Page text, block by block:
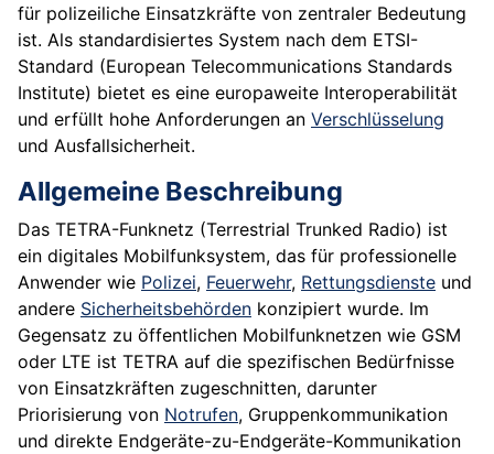
für polizeiliche Einsatzkräfte von zentraler Bedeutung
ist. Als standardisiertes System nach dem ETSI-
Standard (European Telecommunications Standards
Institute) bietet es eine europaweite Interoperabilität
und erfüllt hohe Anforderungen an Verschlüsselung
und Ausfallsicherheit.
Allgemeine Beschreibung
Das TETRA-Funknetz (Terrestrial Trunked Radio) ist
ein digitales Mobilfunksystem, das für professionelle
Anwender wie Polizei, Feuerwehr, Rettungsdienste und
andere Sicherheitsbehörden konzipiert wurde. Im
Gegensatz zu öffentlichen Mobilfunknetzen wie GSM
oder LTE ist TETRA auf die spezifischen Bedürfnisse
von Einsatzkräften zugeschnitten, darunter
Priorisierung von Notrufen, Gruppenkommunikation
und direkte Endgeräte-zu-Endgeräte-Kommunikation